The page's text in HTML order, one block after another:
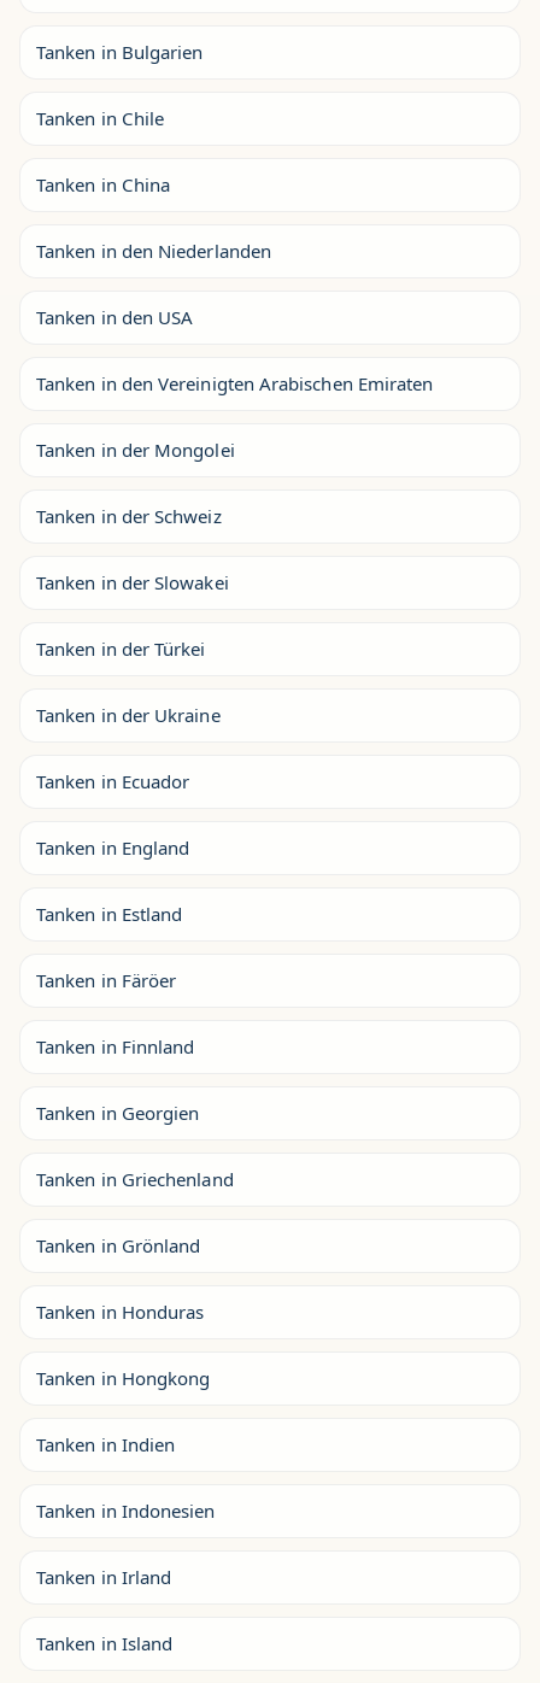
Tanken in Bulgarien
Tanken in Chile
Tanken in China
Tanken in den Niederlanden
Tanken in den USA
Tanken in den Vereinigten Arabischen Emiraten
Tanken in der Mongolei
Tanken in der Schweiz
Tanken in der Slowakei
Tanken in der Türkei
Tanken in der Ukraine
Tanken in Ecuador
Tanken in England
Tanken in Estland
Tanken in Färöer
Tanken in Finnland
Tanken in Georgien
Tanken in Griechenland
Tanken in Grönland
Tanken in Honduras
Tanken in Hongkong
Tanken in Indien
Tanken in Indonesien
Tanken in Irland
Tanken in Island